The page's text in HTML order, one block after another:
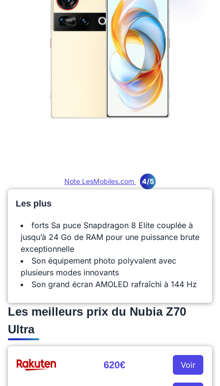
Note LesMobiles.com 4/5
Les plus
forts Sa puce Snapdragon 8 Elite couplée à
jusqu’à 24 Go de RAM pour une puissance brute
exceptionnelle
Son équipement photo polyvalent avec
plusieurs modes innovants
Son grand écran AMOLED rafraîchi à 144 Hz
Les meilleurs prix du Nubia Z70
Ultra
620€ Voir